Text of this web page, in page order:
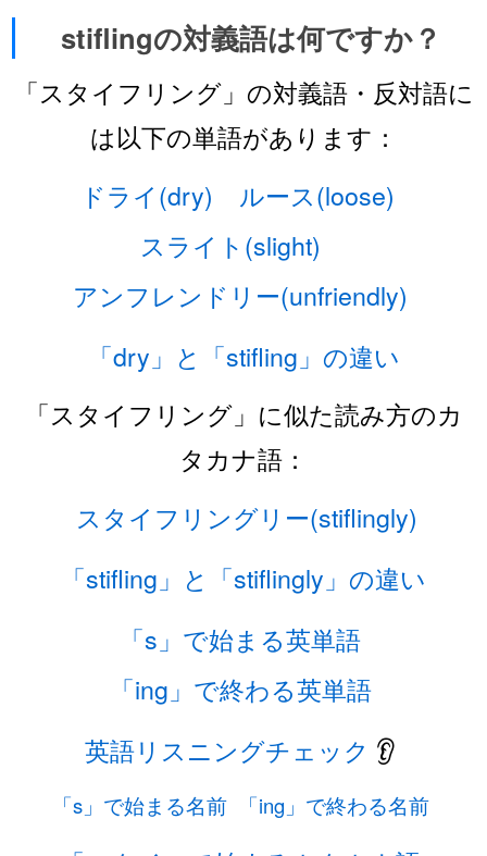
stiflingの対義語は何ですか？
「スタイフリング」の対義語・反対語に
は以下の単語があります：
ドライ(dry)
ルース(loose)
スライト(slight)
アンフレンドリー(unfriendly)
「dry」と「stifling」の違い
「スタイフリング」に似た読み方のカ
タカナ語：
スタイフリングリー(stiflingly)
「stifling」と「stiflingly」の違い
「s」で始まる英単語
「ing」で終わる英単語
英語リスニングチェック 👂
「s」で始まる名前 「ing」で終わる名前